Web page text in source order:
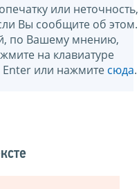
или неточность,
Вы сообщите об этом.
по Вашему мнению,
на клавиатуре
или нажмите сюда.